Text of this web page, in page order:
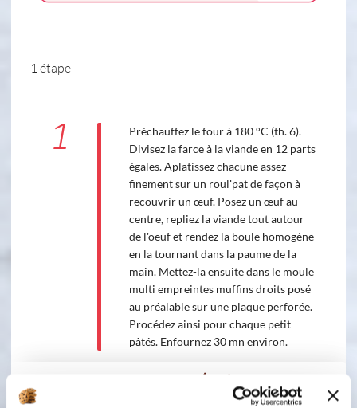
1 étape
1
Préchauffez le four à 180 °C (th. 6).
Divisez la farce à la viande en 12 parts
égales. Aplatissez chacune assez
finement sur un roul'pat de façon à
recouvrir un œuf. Posez un œuf au
centre, repliez la viande tout autour
de l'oeuf et rendez la boule homogène
en la tournant dans la paume de la
main. Mettez-la ensuite dans le moule
multi empreintes muffins droits posé
au préalable sur une plaque perforée.
Procédez ainsi pour chaque petit
pâtés. Enfournez 30 mn environ.
Pendant ce temps, réalisez la